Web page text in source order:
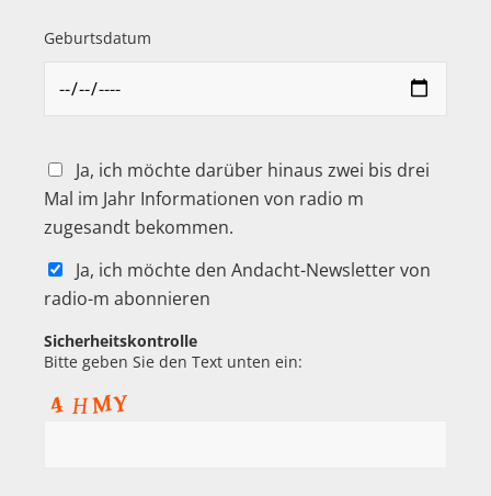
Geburtsdatum
Ja, ich möchte darüber hinaus zwei bis drei
Mal im Jahr Informationen von radio m
zugesandt bekommen.
Ja, ich möchte den Andacht-Newsletter von
radio-m abonnieren
Sicherheitskontrolle
Bitte geben Sie den Text unten ein: